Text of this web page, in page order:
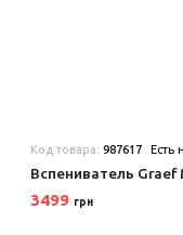
Код товара:987617 Есть
Вспениватель Graef
3499 грн